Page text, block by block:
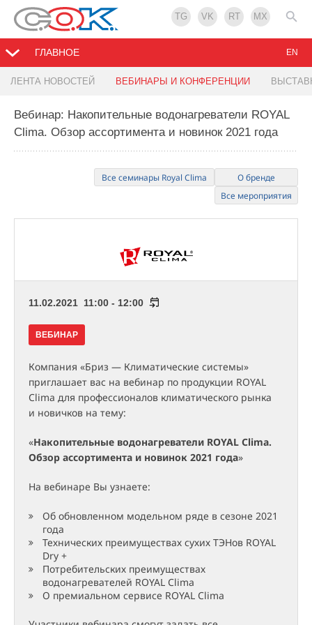
TG VK RT MX
ГЛАВНОЕ
ЛЕНТА НОВОСТЕЙ ВЕБИНАРЫ И КОНФЕРЕНЦИИ
EN
Вебинар: Накопительные водонагреватели ROYAL
Clima. Обзор ассортимента и новинок 2021 года
Все семинары Royal Clima
О бренде
Все мероприятия
11.02.2021 11:00 - 12:00
ВЕБИНАР
Компания «Бриз — Климатические системы»
приглашает вас на вебинар по продукции ROYAL
Clima для профессионалов климатического рынка
и новичков на тему:
«Накопительные водонагреватели ROYAL Clima.
Обзор ассортимента и новинок 2021 года»
На вебинаре Вы узнаете:
Об обновленном модельном ряде в сезоне 2021
года
Технических преимуществах сухих ТЭНов ROYAL
Dry +
Потребительских преимуществах
водонагревателей ROYAL Clima
О премиальном сервисе ROYAL Clima